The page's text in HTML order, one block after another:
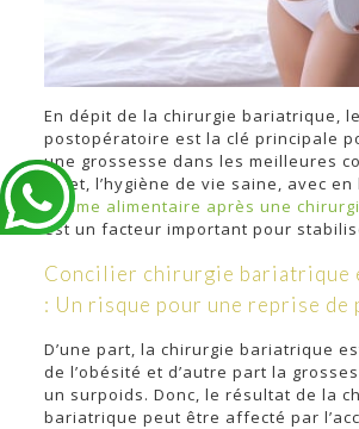
En dépit de la chirurgie bariatrique,
postopératoire est la clé principale
une grossesse dans les meilleures
effet, l’hygiène de vie saine, avec en
régime alimentaire après une
est un facteur important pour
Concilier chirurgie bariatrique
: Un risque pour une reprise de
D’une part, la chirurgie bariatrique
de l’obésité et d’autre part la
un surpoids. Donc, le résultat de la
bariatrique peut être affecté par